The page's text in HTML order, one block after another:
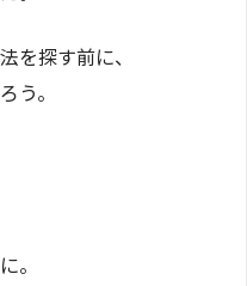
を探す前に、
う。
。